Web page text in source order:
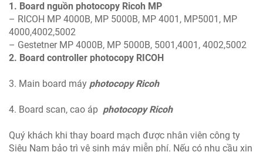
1. Board nguồn photocopy Ricoh MP
– RICOH MP 4000B, MP 5000B, MP 4001, MP5001, MP
4000,4002,5002
– Gestetner MP 4000B, MP 5000B, 5001,4001, 4002,5002
2. Board controller photocopy RICOH
3. Main board máy photocopy Ricoh
4. Board scan, cao áp photocopy Ricoh
Quý khách khi thay board mạch được nhân viên công ty
Siêu Nam bảo trì vệ sinh máy miễn phí. Nếu có nhu cầu xin